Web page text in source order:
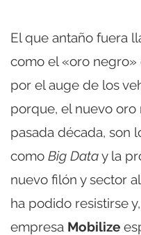
El que antaño fuera
como el «oro negro»
por el auge de los
porque, el nuevo
pasada década, son
como Big Datay la
nuevo filón y sector
ha podido resistirse
empresa Mobilize